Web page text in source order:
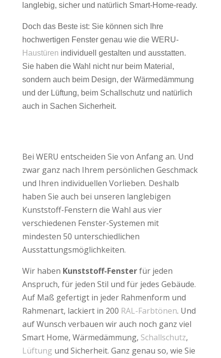
langlebig, sicher und natürlich Smart-Home-ready.
Doch das Beste ist: Sie können sich Ihre
hochwertigen Fenster genau wie die WERU-
Haustüren individuell gestalten und ausstatten.
Sie haben die Wahl nicht nur beim Material,
sondern auch beim Design, der Wärmedämmung
und der Lüftung, beim Schallschutz und natürlich
auch in Sachen Sicherheit.
Bei WERU entscheiden Sie von Anfang an. Und
zwar ganz nach Ihrem persönlichen Geschmack
und Ihren individuellen Vorlieben. Deshalb
haben Sie auch bei unseren langlebigen
Kunststoff-Fenstern die Wahl aus vier
verschiedenen Fenster-Systemen mit
mindesten 50 unterschiedlichen
Ausstattungsmöglichkeiten.
Wir haben Kunststoff-Fensterfür jeden
Anspruch, für jeden Stil und für jedes Gebäude.
Auf Maß gefertigt in jeder Rahmenform und
Rahmenart, lackiert in 200 RAL-Farbtönen. Und
auf Wunsch verbauen wir auch noch ganz viel
Smart Home, Wärmedämmung, Schallschutz,
Lüftung und Sicherheit. Ganz genau so, wie Sie